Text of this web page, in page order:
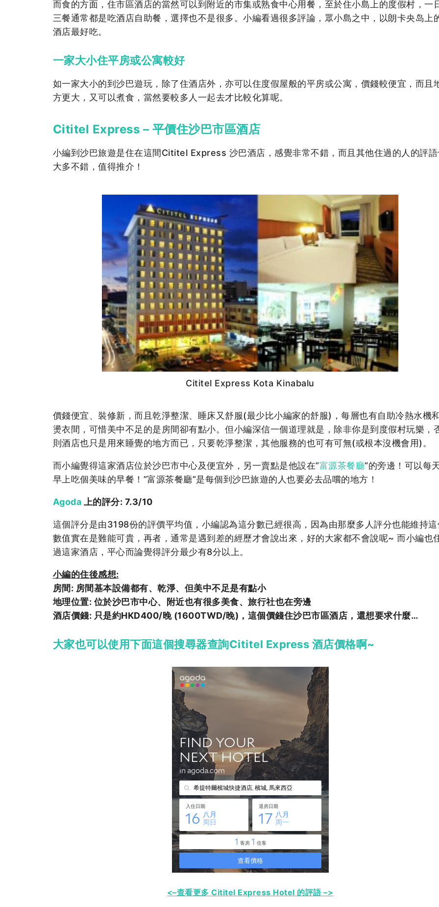
而食的方面，住市區酒店的當然可以到附近的市集或熟食中心用餐，至於住小島上的度假村，一
三餐通常都是吃酒店自助餐，選擇也不是很多。小編看過很多評論，眾小島之中，以朗卡央岛上
酒店最好吃。
一家大小住平房或公寓較好
如一家大小的到沙巴遊玩，除了住酒店外，亦可以住度假屋般的平房或公寓，價錢較便宜，而且
方更大，又可以煮食，當然要較多人一起去才比較化算呢。
Cititel Express – 平價住沙巴市區酒店
小編到沙巴旅遊是住在這間Cititel Express 沙巴酒店，感覺非常不錯，而且其他住過的人的評
大多不錯，值得推介！
Cititel Express Kota Kinabalu
價錢便宜、裝修新，而且乾淨整潔、睡床又舒服(最少比小編家的舒服)，每層也有自助冷熱水機
燙衣間，可惜美中不足的是房間卻有點小。但小編深信一個道理就是，除非你是到度假村玩樂，
則酒店也只是用來睡覺的地方而已，只要乾淨整潔，其他服務的也可有可無(或根本沒機會用)。
而小編覺得這家酒店位於沙巴市中心及便宜外，另一賣點是他設在”富源茶餐廳“的旁邊！可以每
早上吃個美味的早餐！”富源茶餐廳”是每個到沙巴旅遊的人也要必去品嚐的地方！
Agoda 上的評分: 7.3/10
這個評分是由3198份的評價平均值，小編認為這分數已經很高，因為由那麼多人評分也能維持
數值實在是難能可貴，再者，通常是遇到差的經歷才會說出來，好的大家都不會說呢~ 而小編也
過這家酒店，平心而論覺得評分最少有8分以上。
小編的住後感想:
房間: 房間基本設備都有、乾淨、但美中不足是有點小
地理位置: 位於沙巴市中心、附近也有很多美食、旅行社也在旁邊
酒店價錢: 只是約HKD400/晚 (1600TWD/晚)，這個價錢住沙巴市區酒店，還想要求什麼…
大家也可以使用下面這個搜尋器查詢Cititel Express 酒店價格啊~
<–查看更多 Cititel Express Hotel 的評語 –>